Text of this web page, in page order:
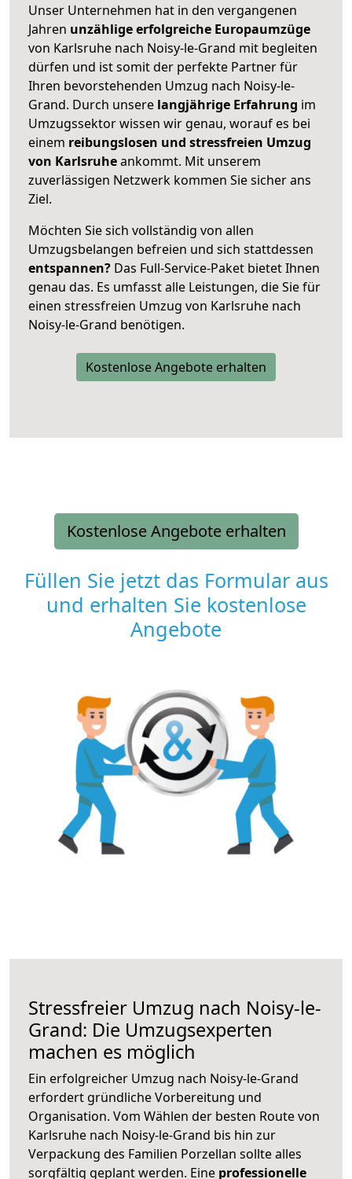
Unser Unternehmen hat in den vergangenen
Jahren unzählige erfolgreiche Europaumzüge
von Karlsruhe nach Noisy-le-Grand mit begleiten
dürfen und ist somit der perfekte Partner für
Ihren bevorstehenden Umzug nach Noisy-le-
Grand. Durch unsere langjährige Erfahrung im
Umzugssektor wissen wir genau, worauf es bei
einem reibungslosen und stressfreien Umzug
von Karlsruheankommt. Mit unserem
zuverlässigen Netzwerk kommen Sie sicher ans
Ziel.
Möchten Sie sich vollständig von allen
Umzugsbelangen befreien und sich stattdessen
entspannen? Das Full-Service-Paket bietet Ihnen
genau das. Es umfasst alle Leistungen, die Sie für
einen stressfreien Umzug von Karlsruhe nach
Noisy-le-Grand benötigen.
Kostenlose Angebote erhalten
Kostenlose Angebote erhalten
Füllen Sie jetzt das Formular aus
und erhalten Sie kostenlose
Angebote
Stressfreier Umzug nach Noisy-le-
Grand: Die Umzugsexperten
machen es möglich
Ein erfolgreicher Umzug nach Noisy-le-Grand
erfordert gründliche Vorbereitung und
Organisation. Vom Wählen der besten Route von
Karlsruhe nach Noisy-le-Grand bis hin zur
Verpackung des Familien Porzellan sollte alles
sorgfältig geplant werden. Eine professionelle